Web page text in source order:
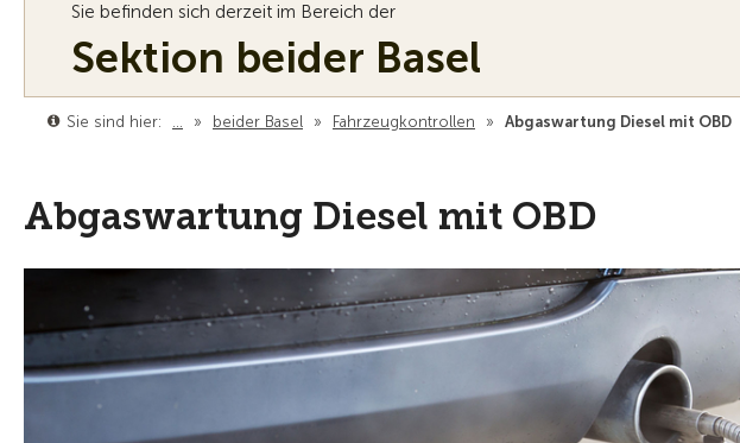
Sie befinden sich derzeit im Bereich der
Sektion beider Basel
Sie sind hier: … » beider Basel » Fahrzeugkontrollen » Abgaswartung Diesel mit OBD
Abgaswartung Diesel mit OBD